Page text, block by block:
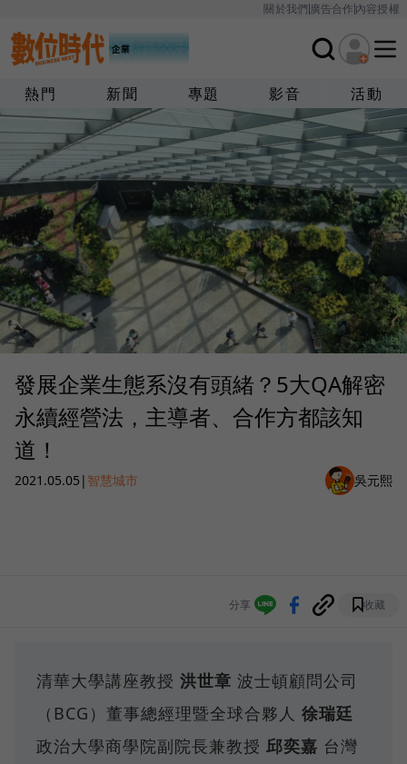
關於我們廣告合作內容授權
熱門 新聞 專題 影音 活動
發展企業生態系沒有頭緒？5大QA解密
永續經營法，主導者、合作方都該知
道！
2021.05.05 | 智慧城市 吳元熙
分享 收藏
清華大學講座教授 洪世章 波士頓顧問公司
（BCG）董事總經理暨全球合夥人 徐瑞廷
政治大學商學院副院長兼教授 邱奕嘉 台灣